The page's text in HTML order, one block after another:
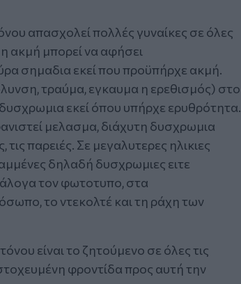
απασχολεί πολλές γυναίκες σε όλες
η ακμή μπορεί να αφήσει
σημαδια εκεί που προϋπήρχε ακμή.
τραύμα, εγκαυμα η ερεθισμός) στο
εκεί όπου υπήρχε ερυθρότητα.
μελασμα, διάχυτη δυσχρωμια
παρειές. Σε μεγαλυτερες ηλικιες
δηλαδή δυσχρωμιες ειτε
τον φωτοτυπο, στα
το ντεκολτέ και τη ράχη των
είναι το ζητούμενο σε όλες τις
φροντίδα προς αυτή την